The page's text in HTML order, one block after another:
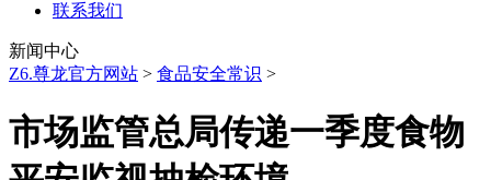
联系我们
新闻中心
Z6.尊龙官方网站 > 食品安全常识 >
市场监管总局传递一季度食物